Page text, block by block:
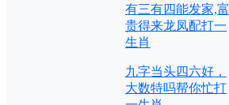
有三有四能发家,富
贵得来龙凤配打一
生肖
九字当头四六好，
大数特吗帮你忙打